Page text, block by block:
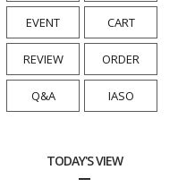
EVENT CART
REVIEW ORDER
Q&A IASO
TODAY'S VIEW